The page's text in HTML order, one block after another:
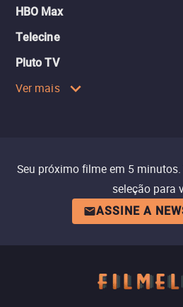
HBO Max
Telecine
Pluto TV
Ver mais
Seu próximo filme em 5
seleção para
ASSINE A